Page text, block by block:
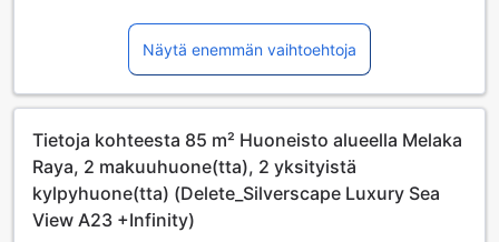
held in the room
3) Must wear proper attire to use common facilities.
4) Swimming pool is 6 pax per time slot (First come first
serve and no booking required)
6) No cooking is allowed, except prepare baby food, we
only provide induction cooker. Sorry, cooking smell will
stick at sofa, bed and curtain and might caused problem to
next check in guests.
7) No pet allowed, sorry to pet lovers
Näytä enemmän vaihtoehtoja
Tietoja kohteesta 85 m² Huoneisto alueella Melaka
Raya, 2 makuuhuone(tta), 2 yksityistä
kylpyhuone(tta) (Delete_Silverscape Luxury Sea
View A23 +Infinity)